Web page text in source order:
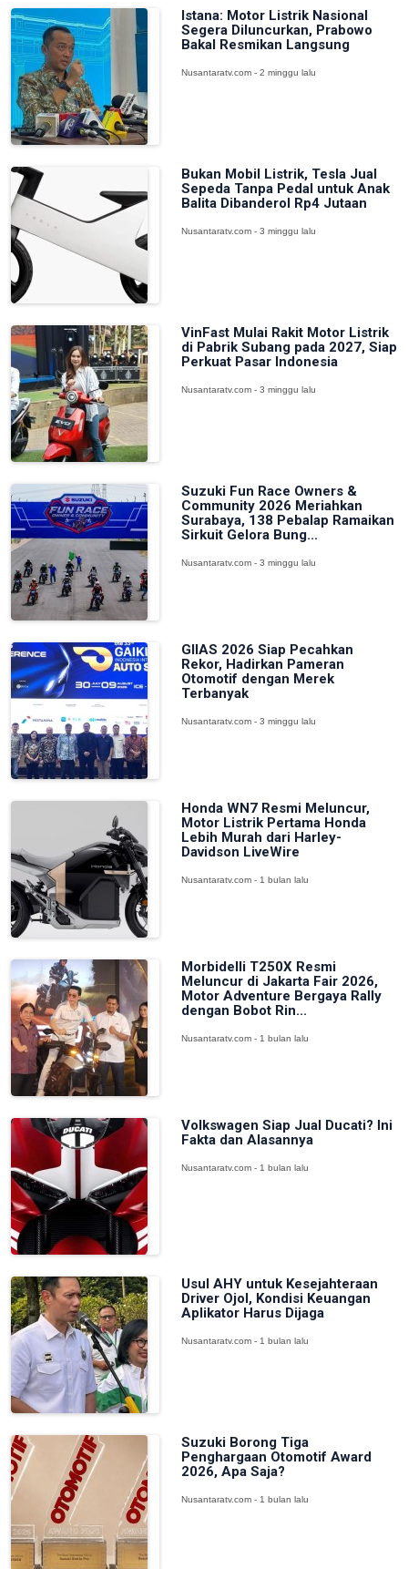
Istana: Motor Listrik Nasional
Segera Diluncurkan, Prabowo
Bakal Resmikan Langsung
Nusantaratv.com - 2 minggu lalu
Bukan Mobil Listrik, Tesla Jual
Sepeda Tanpa Pedal untuk Anak
Balita Dibanderol Rp4 Jutaan
Nusantaratv.com - 3 minggu lalu
VinFast Mulai Rakit Motor Listrik
di Pabrik Subang pada 2027, Siap
Perkuat Pasar Indonesia
Nusantaratv.com - 3 minggu lalu
Suzuki Fun Race Owners &
Community 2026 Meriahkan
Surabaya, 138 Pebalap Ramaikan
Sirkuit Gelora Bung...
Nusantaratv.com - 3 minggu lalu
GIIAS 2026 Siap Pecahkan
Rekor, Hadirkan Pameran
Otomotif dengan Merek
Terbanyak
Nusantaratv.com - 3 minggu lalu
Honda WN7 Resmi Meluncur,
Motor Listrik Pertama Honda
Lebih Murah dari Harley-
Davidson LiveWire
Nusantaratv.com - 1 bulan lalu
Morbidelli T250X Resmi
Meluncur di Jakarta Fair 2026,
Motor Adventure Bergaya Rally
dengan Bobot Rin...
Nusantaratv.com - 1 bulan lalu
Volkswagen Siap Jual Ducati? Ini
Fakta dan Alasannya
Nusantaratv.com - 1 bulan lalu
Usul AHY untuk Kesejahteraan
Driver Ojol, Kondisi Keuangan
Aplikator Harus Dijaga
Nusantaratv.com - 1 bulan lalu
Suzuki Borong Tiga
Penghargaan Otomotif Award
2026, Apa Saja?
Nusantaratv.com - 1 bulan lalu